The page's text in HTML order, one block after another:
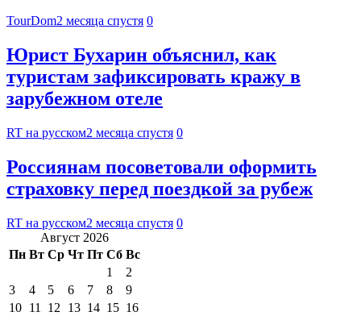
TourDom2 месяца спустя 0
Юрист Бухарин объяснил, как
туристам зафиксировать кражу в
зарубежном отеле
RT на русском2 месяца спустя 0
Россиянам посоветовали оформить
страховку перед поездкой за рубеж
RT на русском2 месяца спустя 0
Август 2026
Пн Вт Ср Чт Пт Сб Вс
1
2
3
4 5 6 7 8
9
10 11 12 13 14 15 16